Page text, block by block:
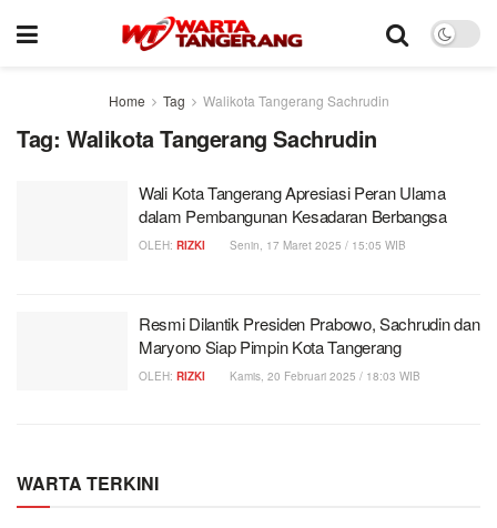
Home Tag Walikota Tangerang Sachrudin
Tag: Walikota Tangerang Sachrudin
Wali Kota Tangerang Apresiasi Peran Ulama
dalam Pembangunan Kesadaran Berbangsa
OLEH: RIZKI Senin, 17 Maret 2025 / 15:05 WIB
Resmi Dilantik Presiden Prabowo, Sachrudin dan
Maryono Siap Pimpin Kota Tangerang
OLEH: RIZKI Kamis, 20 Februari 2025 / 18:03 WIB
WARTA TERKINI